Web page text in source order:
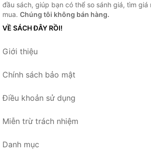
đầu sách, giúp bạn có thể so sánh giá, tìm
mua. Chúng tôi không bán hàng.
VỀ SÁCH ĐÂY RỒI!
Giới thiệu
Chính sách bảo mật
Điều khoản sử dụng
Miễn trừ trách nhiệm
Danh mục